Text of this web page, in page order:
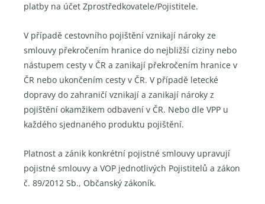
platby na účet Zprostředkovatele/Pojistitele.
V případě cestovního pojištění vznikají nároky ze
smlouvy překročením hranice do nejbližší ciziny nebo
nástupem cesty v ČR a zanikají překročením hranice v
ČR nebo ukončením cesty v ČR. V případě letecké
dopravy do zahraničí vznikají a zanikají nároky z
pojištění okamžikem odbavení v ČR. Nebo dle VPP u
každého sjednaného produktu pojištění.
Platnost a zánik konkrétní pojistné smlouvy upravují
pojistné smlouvy a VOP jednotlivých Pojistitelů a zákon
č. 89/2012 Sb., Občanský zákoník.